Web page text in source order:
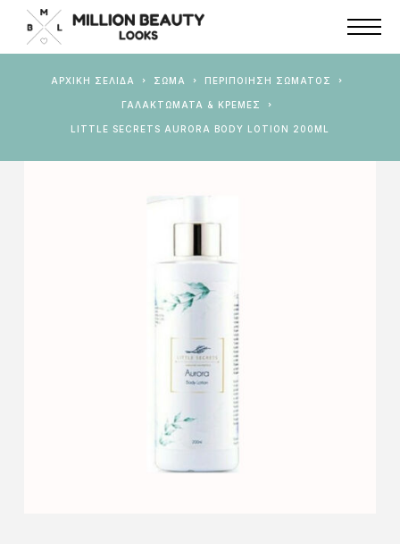
ΑΡΧΙΚΉ ΣΕΛΊΔΑ ΣΩΜΑ ΠΕΡΙΠΟΊΗΣΗ ΣΏΜΑΤΟΣ
ΓΑΛΑΚΤΏΜΑΤΑ & ΚΡΈΜΕΣ
LITTLE SECRETS AURORA BODY LOTION 200ML